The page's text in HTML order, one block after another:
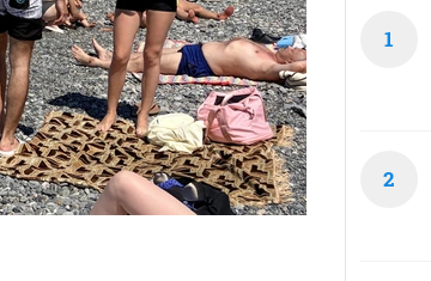
1
2